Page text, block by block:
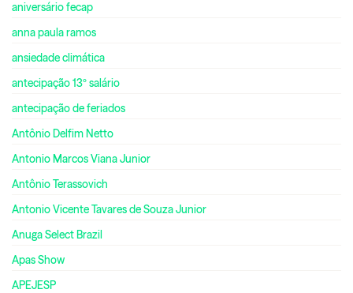
aniversário fecap
anna paula ramos
ansiedade climática
antecipação 13º salário
antecipação de feriados
Antônio Delfim Netto
Antonio Marcos Viana Junior
Antônio Terassovich
Antonio Vicente Tavares de Souza Junior
Anuga Select Brazil
Apas Show
APEJESP